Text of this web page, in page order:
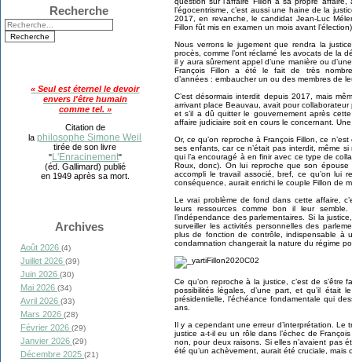
Recherche
« Seul est éternel le devoir
envers l'être humain
comme tel. »
Citation de
laphilosophe Simone Weil
tirée de son livre
"L'Enracinement"
(éd. Gallimard) publié
en 1949 après sa mort.
Archives
Août 2026 (4)
Juillet 2026 (39)
Juin 2026 (30)
Mai 2026 (34)
Avril 2026 (33)
Mars 2026 (28)
Février 2026 (29)
Janvier 2026 (29)
Décembre 2025 (21)
l’égocentrisme, c’est aussi une haine de la
2017, en revanche, le candidat Jean-Luc
Fillon fût mis en examen un mois avant
Nous verrons le jugement que rendra la
procès, comme l’ont réclamé les avocats de la
il y aura sûrement appel d’une manière ou
François Fillon a été le fait de très
d’années : embaucher un ou des membres de
C’est désormais interdit depuis 2017, mais
arrivant place Beauvau, avait pour
et s’il a dû quitter le gouvernement après
affaire judiciaire soit en cours le concernant.
Or, ce qu’on reproche à François Fillon, ce
ses enfants, car ce n’était pas interdit, même
qui l’a encouragé à en finir avec ce type de
Roux, donc). On lui reproche que son
accompli le travail associé, bref, ce qu’on lui
conséquence, aurait enrichi le couple Fillon de
Le vrai problème de fond dans cette affaire,
leurs ressources comme bon il leur
l’indépendance des parlementaires. Si la
surveiller les activités personnelles des
plus de fonction de contrôle, indispensable à
condamnation changerait la nature du régime
Ce qu’on reproche à la justice, c’est de s’être
possibilités légales, d’une part, et qu’il était
présidentielle, l’échéance fondamentale qui
ans.
Il y a cependant une erreur d’interprétation. Le
justice a-t-il eu un rôle dans l’échec de
non, pour deux raisons. Si elles n’avaient pas
été qu’un achèvement, aurait été cruciale, mais